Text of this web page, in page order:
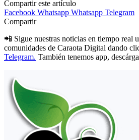
Compartir este artículo
Facebook Whatsapp Whatsapp Telegram
Compartir
📲 Sigue nuestras noticias en tiempo real
comunidades de Caraota Digital dando
Telegram. También tenemos app,